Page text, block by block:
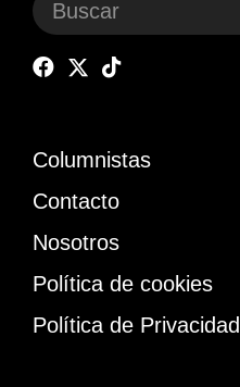
Columnistas
Contacto
Nosotros
Política de cookies
Política de Privacidad